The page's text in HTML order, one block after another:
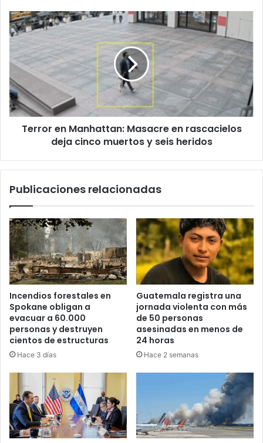
feligrés
en
San
Juan
Opico
Terror
en
Manhattan:
Masacre
en
rascacielos
deja
cinco
muertos
Terror en Manhattan: Masacre en rascacielos
deja cinco muertos y seis heridos
Publicaciones relacionadas
Incendios forestales en
Spokane obligan a
evacuar a 60.000
personas y destruyen
cientos de estructuras
Hace 3 días
Guatemala registra una
jornada violenta con más
de 50 personas
asesinadas en menos de
24 horas
Hace 2 semanas